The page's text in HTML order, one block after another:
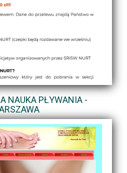
NAUKA PŁYWANIA -